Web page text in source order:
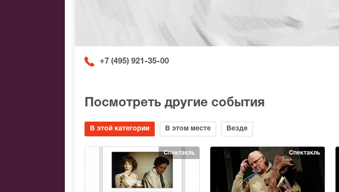
+7 (495) 921-35-00
Посмотреть другие события
В этой категории В этом месте Везде
Спектакль Спектакль